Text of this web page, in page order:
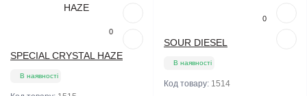
0
SPECIAL CRYSTAL HAZE
В наявності
0
SOUR DIESEL
В наявності
Код товару: 1514